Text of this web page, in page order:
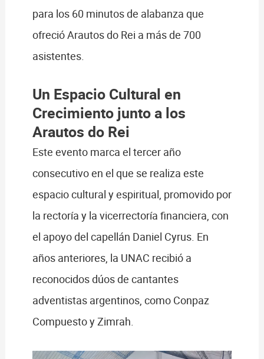
para los 60 minutos de alabanza que
ofreció Arautos do Rei a más de 700
asistentes.
Un Espacio Cultural en
Crecimiento junto a los
Arautos do Rei
Este evento marca el tercer año
consecutivo en el que se realiza este
espacio cultural y espiritual, promovido por
la rectoría y la vicerrectoría financiera, con
el apoyo del capellán Daniel Cyrus. En
años anteriores, la UNAC recibió a
reconocidos dúos de cantantes
adventistas argentinos, como Conpaz
Compuesto y Zimrah.